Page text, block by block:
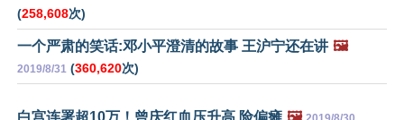
(258,608次)
一个严肃的笑话:邓小平澄清的故事 王沪宁还在讲 🖼️
2019/8/31 (360,620次)
白宫连署超10万！曾庆红血压升高 险偏瘫 🖼️